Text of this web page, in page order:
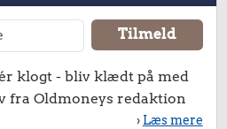
klogt - bliv klædt på med
fra Oldmoneys redaktion
› Læs mere